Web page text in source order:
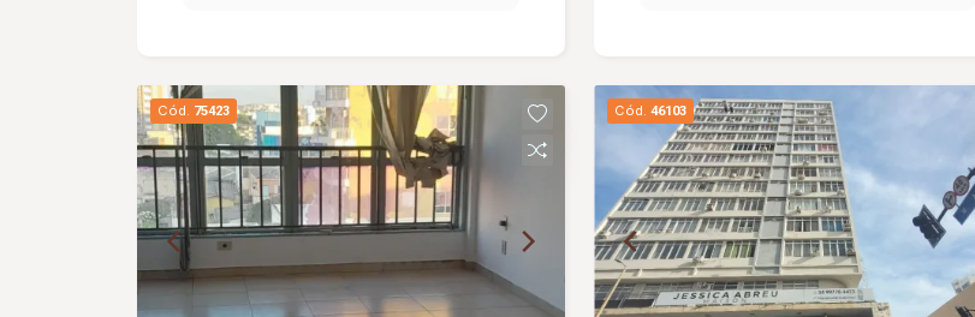
Cód. 75423 Cód. 46103